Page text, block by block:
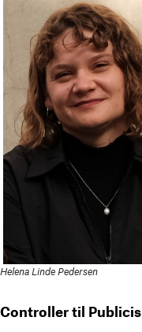
Helena Linde Pedersen
Controller til Publicis